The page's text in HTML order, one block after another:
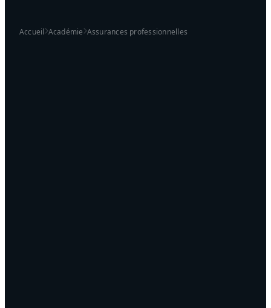
Accueil Académie Assurances professionnelles